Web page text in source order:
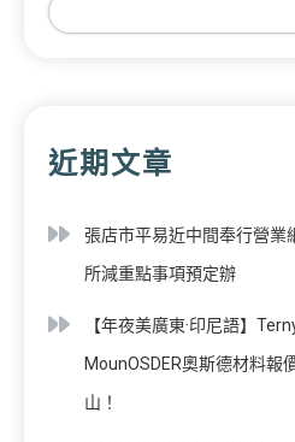
近期文章
張店市平易近中間奉行營業
所減重點事項預定辦
【年夜美廣東·印尼語】
MounOSDER奧斯德材料報
山！